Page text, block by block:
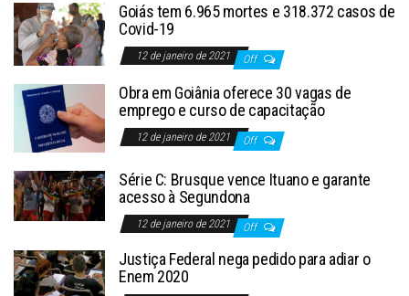
Goiás tem 6.965 mortes e 318.372 casos de
Covid-19
12 de janeiro de 2021 Off
Obra em Goiânia oferece 30 vagas de
emprego e curso de capacitação
12 de janeiro de 2021 Off
Série C: Brusque vence Ituano e garante
acesso à Segundona
12 de janeiro de 2021 Off
Justiça Federal nega pedido para adiar o
Enem 2020